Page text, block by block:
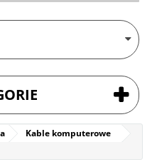
Kable komputerowe